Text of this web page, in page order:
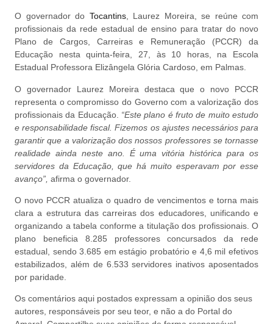
O governador do Tocantins, Laurez Moreira, se reúne com
profissionais da rede estadual de ensino para tratar do novo
Plano de Cargos, Carreiras e Remuneração (PCCR) da
Educação nesta quinta-feira, 27, às 10 horas, na Escola
Estadual Professora Elizângela Glória Cardoso, em Palmas.
O governador Laurez Moreira destaca que o novo PCCR
representa o compromisso do Governo com a valorização dos
profissionais da Educação. “Este plano é fruto de muito estudo
e responsabilidade fiscal. Fizemos os ajustes necessários para
garantir que a valorização dos nossos professores se tornasse
realidade ainda neste ano. É uma vitória histórica para os
servidores da Educação, que há muito esperavam por esse
avanço”, afirma o governador.
O novo PCCR atualiza o quadro de vencimentos e torna mais
clara a estrutura das carreiras dos educadores, unificando e
organizando a tabela conforme a titulação dos profissionais. O
plano beneficia 8.285 professores concursados da rede
estadual, sendo 3.685 em estágio probatório e 4,6 mil efetivos
estabilizados, além de 6.533 servidores inativos aposentados
por paridade.
Os comentários aqui postados expressam a opinião dos seus
autores, responsáveis por seu teor, e não a do Portal do